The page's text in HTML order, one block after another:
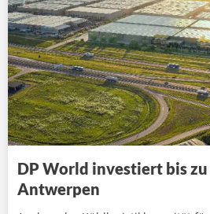
DP World investiert bis zu
Antwerpen